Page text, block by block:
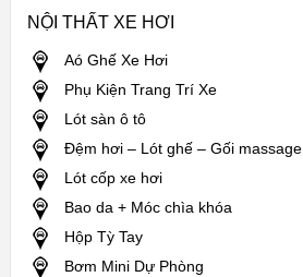
NỘI THẤT XE HƠI
Aó Ghế Xe Hơi
Phụ Kiện Trang Trí Xe
Lót sàn ô tô
Đệm hơi – Lót ghế – Gối massage
Lót cốp xe hơi
Bao da + Móc chìa khóa
Hộp Tỳ Tay
Bơm Mini Dự Phòng